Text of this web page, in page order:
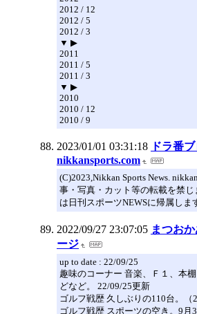
2012 / 12
2012 / 5
2012 / 3
▼ ▶
2011
2011 / 5
2011 / 3
▼ ▶
2010
2010 / 12
2010 / 9
2023/01/01 03:31:18
ドラ番
nikkansports.com
(C)2023,Nikkan Sports News.
事・写真・カット等の転載を禁
は日刊スポーツNEWSに帰属しま
2022/09/27 23:07:05 まつお
ージ
up to date : 22/09/25
趣味のコーナー 音楽、Ｆ１、本
どなど。 22/09/25更新
ゴルフ戦歴 久しぶりの110台。（
ゴルフ戦歴 スポーツの空き。9月